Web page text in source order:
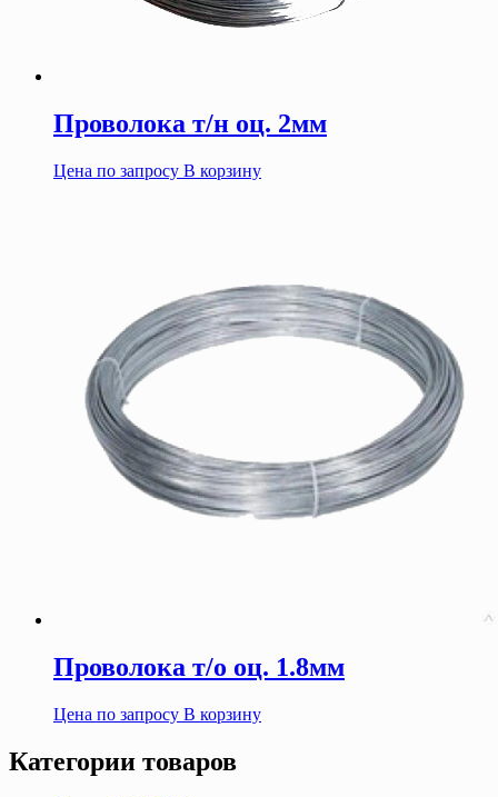
Проволока т/н оц. 2мм
Цена по запросу В корзину
Проволока т/о оц. 1.8мм
Цена по запросу В корзину
Категории товаров